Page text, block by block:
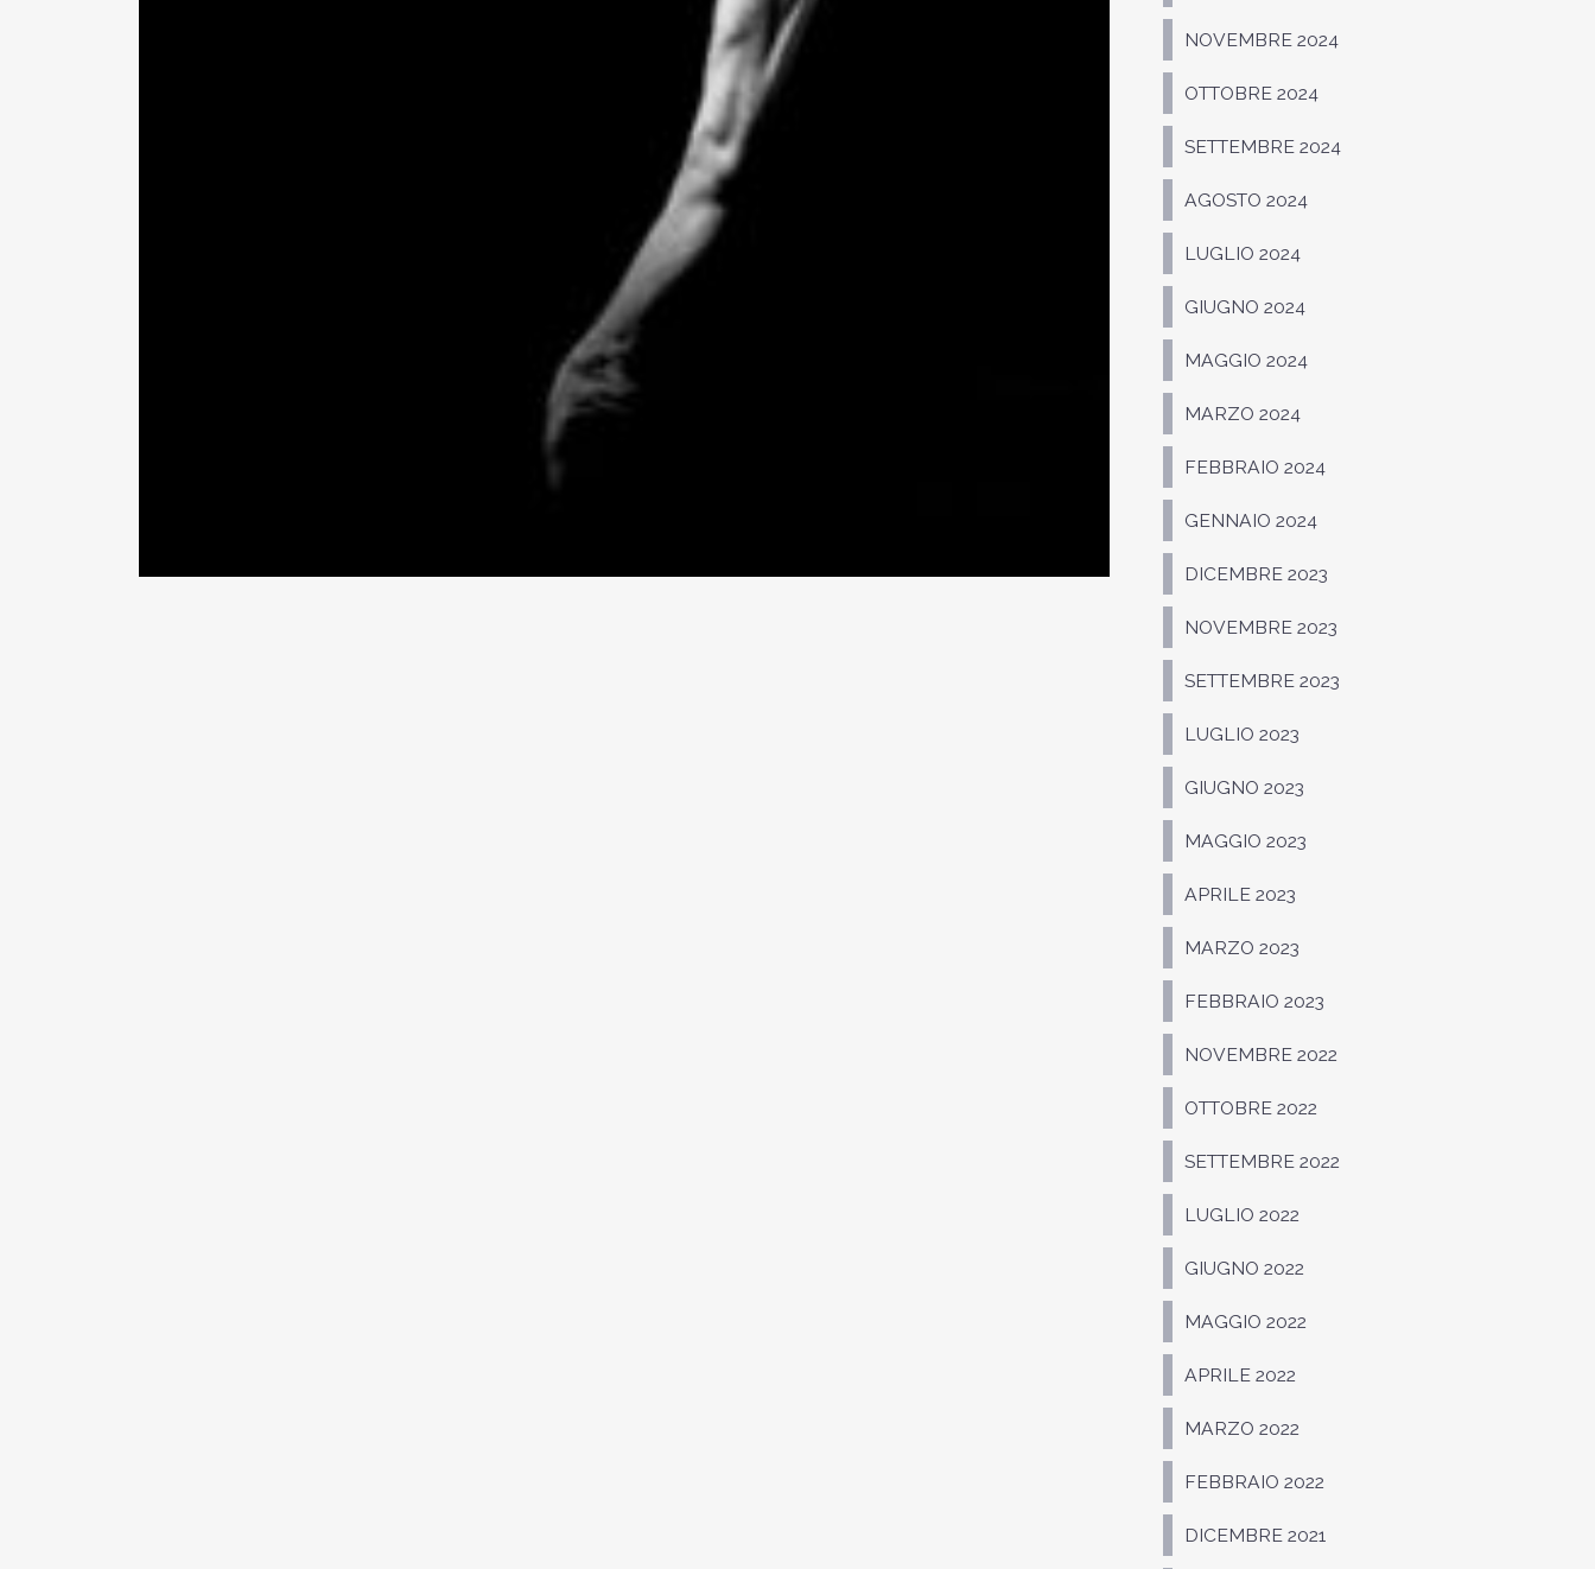
NOVEMBRE 2024
OTTOBRE 2024
SETTEMBRE 2024
AGOSTO 2024
LUGLIO 2024
GIUGNO 2024
MAGGIO 2024
MARZO 2024
FEBBRAIO 2024
GENNAIO 2024
DICEMBRE 2023
NOVEMBRE 2023
SETTEMBRE 2023
LUGLIO 2023
GIUGNO 2023
MAGGIO 2023
APRILE 2023
MARZO 2023
FEBBRAIO 2023
NOVEMBRE 2022
OTTOBRE 2022
SETTEMBRE 2022
LUGLIO 2022
GIUGNO 2022
MAGGIO 2022
APRILE 2022
MARZO 2022
FEBBRAIO 2022
DICEMBRE 2021